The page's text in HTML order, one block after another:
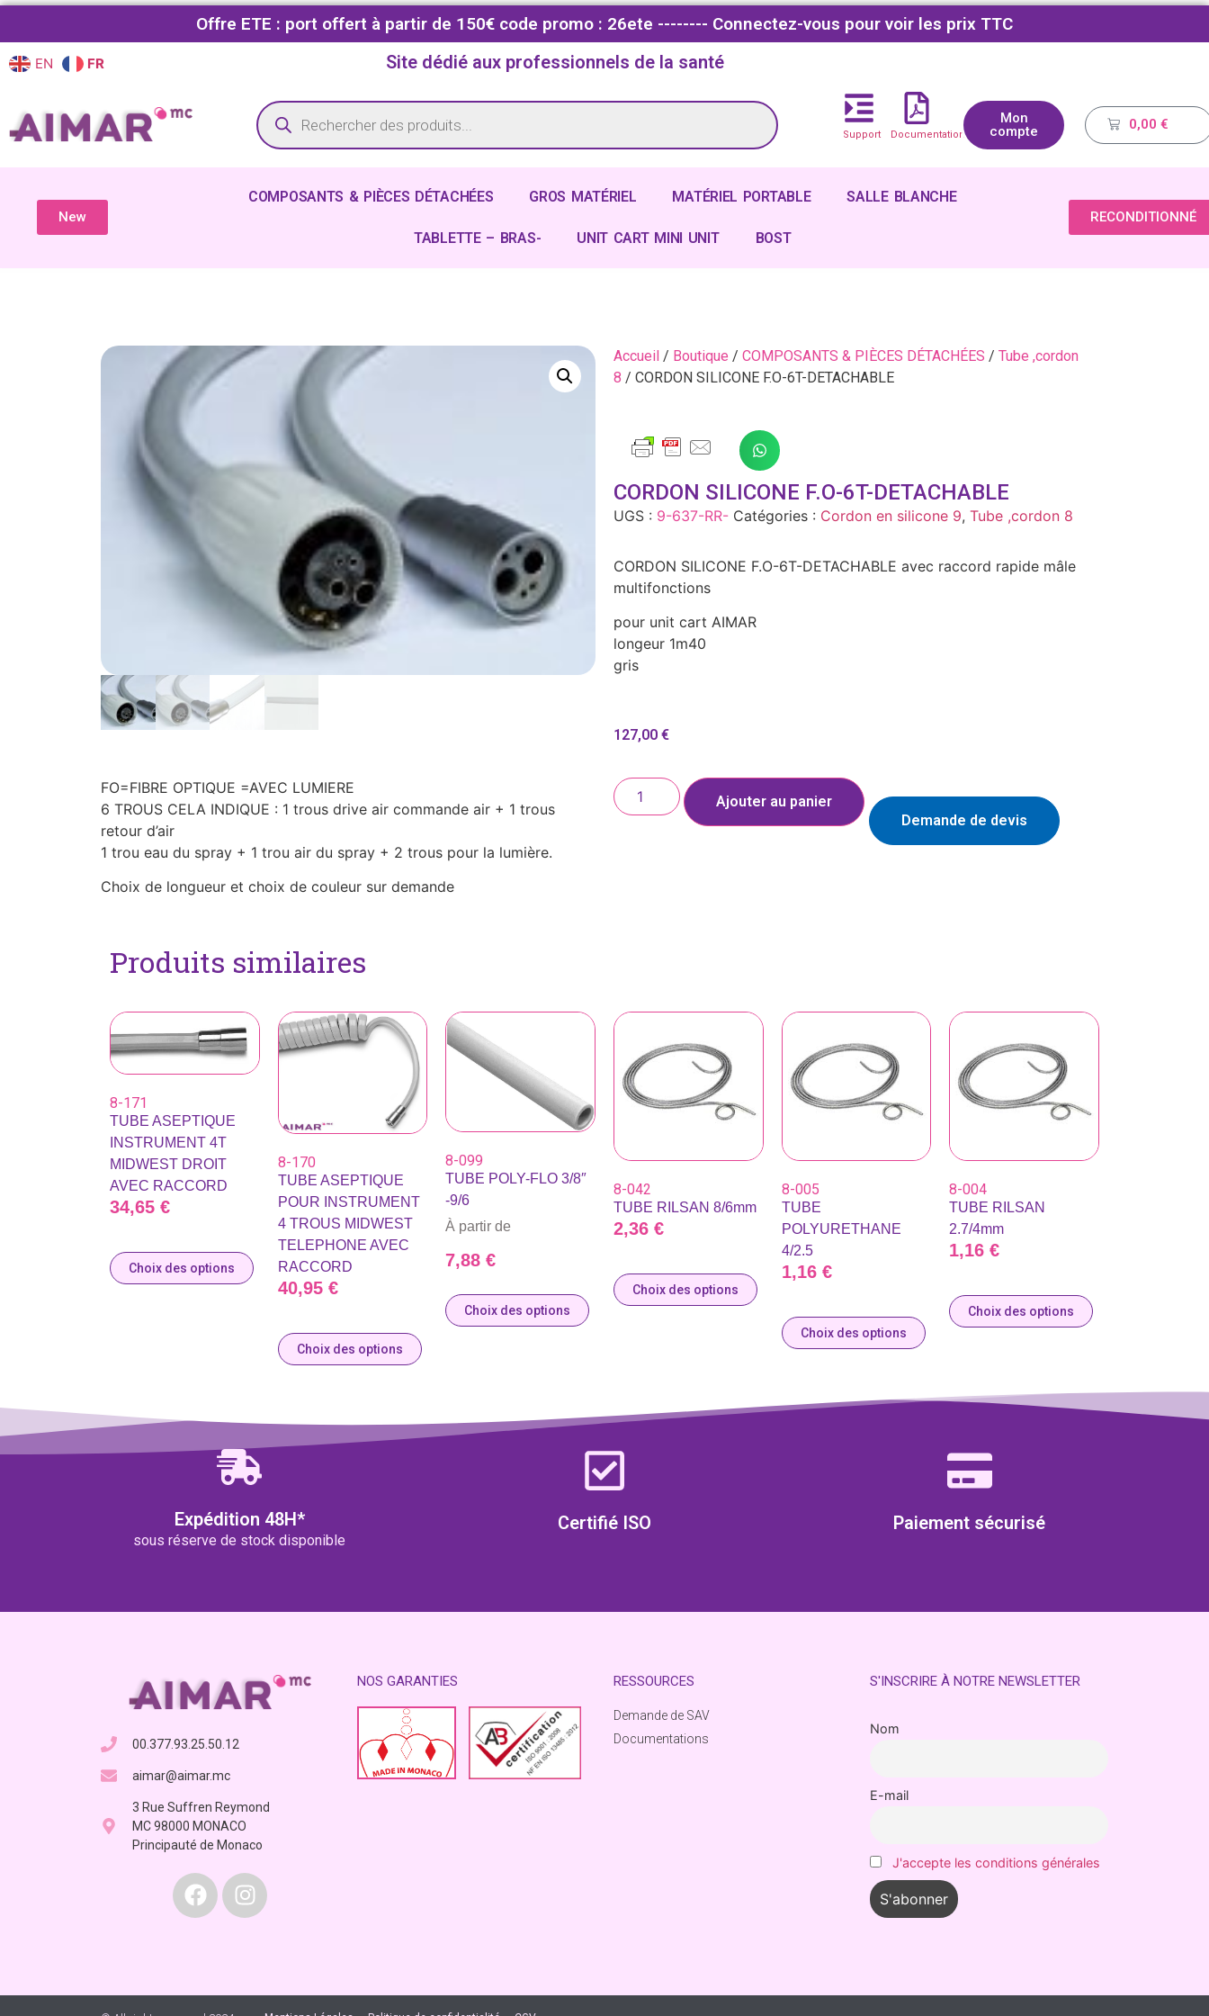
Offre ETE : port offert à partir de 150€ code promo : 26ete -------- Connectez-vous pour voir les prix TTC
EN FR Site dédié aux professionnels de la santé
Support Documentations
Mon
compte
0,00 €
New
COMPOSANTS & PIÈCES DÉTACHÉES GROS MATÉRIEL MATÉRIEL PORTABLE SALLE BLANCHE
TABLETTE – BRAS- UNIT CART MINI UNIT BOST
RECONDITIONNÉ
FO=FIBRE OPTIQUE =AVEC LUMIERE
6 TROUS CELA INDIQUE : 1 trous drive air commande air + 1 trous
retour d’air
1 trou eau du spray + 1 trou air du spray + 2 trous pour la lumière.
Choix de longueur et choix de couleur sur demande
Accueil / Boutique / COMPOSANTS & PIÈCES DÉTACHÉES / Tube ,cordon
8 / CORDON SILICONE F.O-6T-DETACHABLE
CORDON SILICONE F.O-6T-DETACHABLE
UGS : 9-637-RR- Catégories : Cordon en silicone 9, Tube ,cordon 8
CORDON SILICONE F.O-6T-DETACHABLE avec raccord rapide mâle
multifonctions
pour unit cart AIMAR
longeur 1m40
gris
127,00 €
Ajouter au panier
Demande de devis
Produits similaires
8-171
TUBE ASEPTIQUE
INSTRUMENT 4T
MIDWEST DROIT
AVEC RACCORD
34,65 €
Choix des options
8-170
TUBE ASEPTIQUE
POUR INSTRUMENT
4 TROUS MIDWEST
TELEPHONE AVEC
RACCORD
40,95 €
Choix des options
8-099
TUBE POLY-FLO 3/8″
-9/6
À partir de
7,88€
Choix des options
8-042
TUBE RILSAN 8/6mm
2,36 €
Choix des options
8-005
TUBE
POLYURETHANE
4/2.5
1,16 €
Choix des options
8-004
TUBE RILSAN
2.7/4mm
1,16€
Choix des options
Expédition 48H*
sous réserve de stock disponible
Certifié ISO Paiement sécurisé
00.377.93.25.50.12
aimar@aimar.mc
3 Rue Suffren Reymond
MC 98000 MONACO
Principauté de Monaco
NOS GARANTIES RESSOURCES
Demande de SAV
Documentations
S'INSCRIRE À NOTRE NEWSLETTER
Nom
E-mail
J'accepte les conditions générales